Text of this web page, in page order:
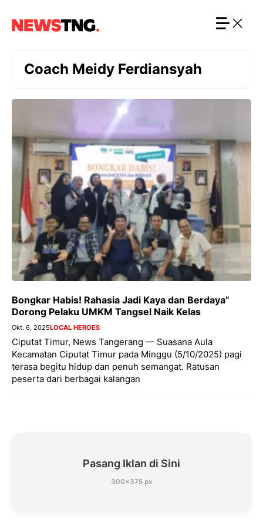
Coach Meidy Ferdiansyah
Bongkar Habis! Rahasia Jadi Kaya dan Berdaya”
Dorong Pelaku UMKM Tangsel Naik Kelas
Okt. 6, 2025LOCAL HEROES
Ciputat Timur, News Tangerang — Suasana Aula
Kecamatan Ciputat Timur pada Minggu (5/10/2025) pagi
terasa begitu hidup dan penuh semangat. Ratusan
peserta dari berbagai kalangan
Pasang Iklan di Sini
300×375 px